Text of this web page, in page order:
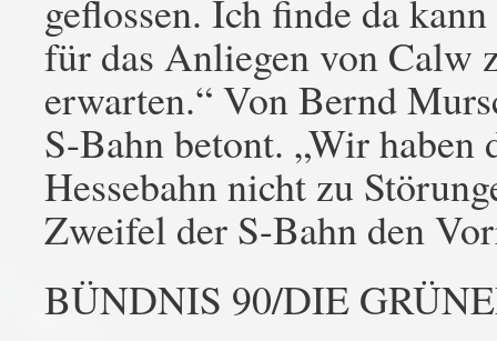
geflossen. Ich finde da
für das Anliegen von Calw
erwarten.“ Von Bernd
S-Bahn betont. „Wir haben
Hessebahn nicht zu
Zweifel der S-Bahn den
BÜNDNIS 90/DIE